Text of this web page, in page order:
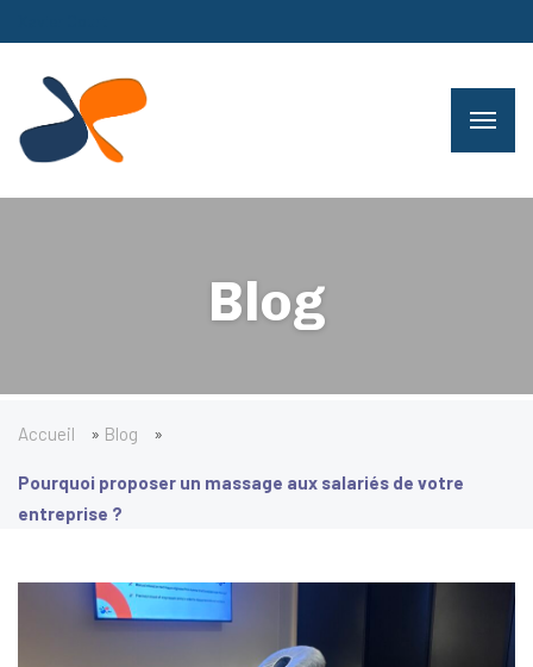
Blog
Accueil » Blog »
Pourquoi proposer un massage aux salariés de votre
entreprise ?